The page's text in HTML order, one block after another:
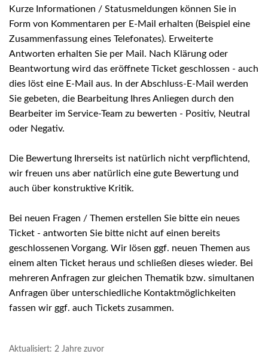
Kurze Informationen / Statusmeldungen können Sie in
Form von Kommentaren per E-Mail erhalten (Beispiel eine
Zusammenfassung eines Telefonates). Erweiterte
Antworten erhalten Sie per Mail. Nach Klärung oder
Beantwortung wird das eröffnete Ticket geschlossen - auch
dies löst eine E-Mail aus. In der Abschluss-E-Mail werden
Sie gebeten, die Bearbeitung Ihres Anliegen durch den
Bearbeiter im Service-Team zu bewerten - Positiv, Neutral
oder Negativ.
Die Bewertung Ihrerseits ist natürlich nicht verpflichtend,
wir freuen uns aber natürlich eine gute Bewertung und
auch über konstruktive Kritik.
Bei neuen Fragen / Themen erstellen Sie bitte ein neues
Ticket - antworten Sie bitte nicht auf einen bereits
geschlossenen Vorgang. Wir lösen ggf. neuen Themen aus
einem alten Ticket heraus und schließen dieses wieder. Bei
mehreren Anfragen zur gleichen Thematik bzw. simultanen
Anfragen über unterschiedliche Kontaktmöglichkeiten
fassen wir ggf. auch Tickets zusammen.
Aktualisiert: 2 Jahre zuvor